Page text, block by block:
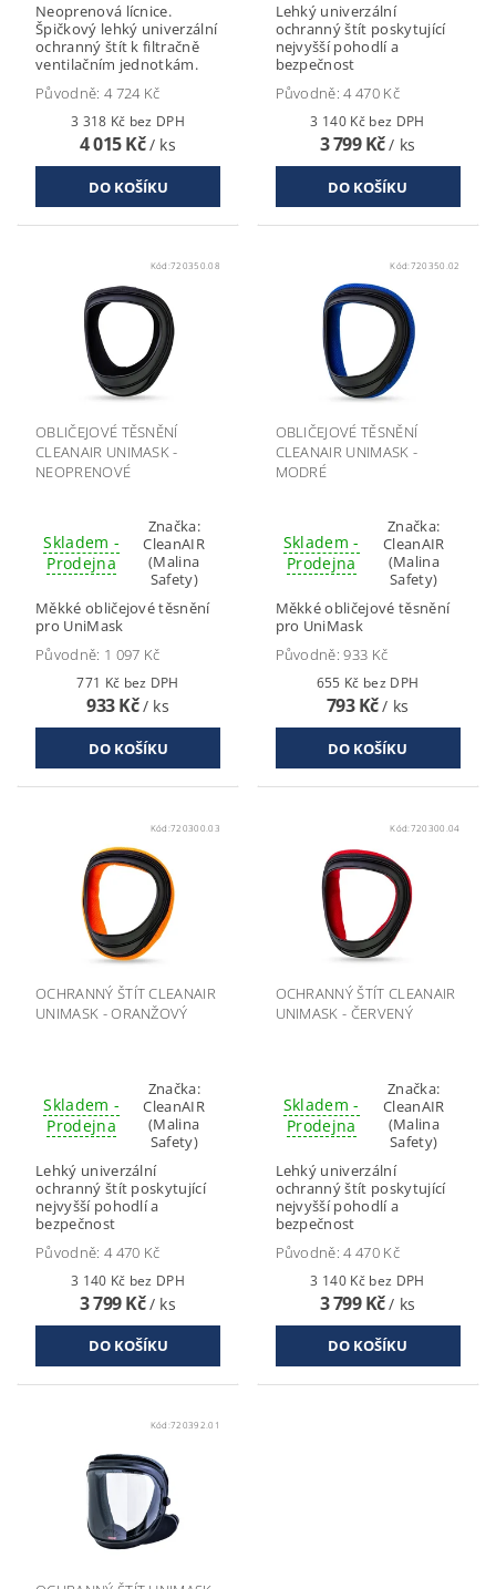
Neoprenová lícnice.
Špičkový lehký univerzální
ochranný štít k filtračně
ventilačním jednotkám.
Původně: 4 724 Kč
3 318 Kč bez DPH
4 015 Kč/ ks
Lehký univerzální
ochranný štít poskytující
nejvyšší pohodlí a
bezpečnost
Původně:4 470 Kč
3 140 Kč bez DPH
3 799 Kč/ ks
Kód:720350.08
OBLIČEJOVÉ TĚSNĚNÍ
CLEANAIR UNIMASK -
NEOPRENOVÉ
Skladem -
Prodejna
Značka:
CleanAIR
(Malina
Safety)
Měkké obličejové těsnění
pro UniMask
Původně: 1 097 Kč
771 Kč bez DPH
933 Kč/ ks
Kód:720350.02
OBLIČEJOVÉ TĚSNĚNÍ
CLEANAIR UNIMASK -
MODRÉ
Skladem -
Prodejna
Značka:
CleanAIR
(Malina
Safety)
Měkké obličejové těsnění
pro UniMask
Původně:933 Kč
655 Kč bez DPH
793 Kč/ ks
Kód:720300.03
OCHRANNÝ ŠTÍT CLEANAIR
UNIMASK - ORANŽOVÝ
Skladem -
Prodejna
Značka:
CleanAIR
(Malina
Safety)
Lehký univerzální
ochranný štít poskytující
nejvyšší pohodlí a
bezpečnost
Původně: 4 470 Kč
3 140 Kč bez DPH
3 799 Kč/ ks
Kód: 720300.04
OCHRANNÝ ŠTÍT CLEANAIR
UNIMASK - ČERVENÝ
Skladem -
Prodejna
Značka:
CleanAIR
(Malina
Safety)
Lehký univerzální
ochranný štít poskytující
nejvyšší pohodlí a
bezpečnost
Původně:4 470 Kč
3 140 Kč bez DPH
3 799 Kč/ ks
Kód:720392.01